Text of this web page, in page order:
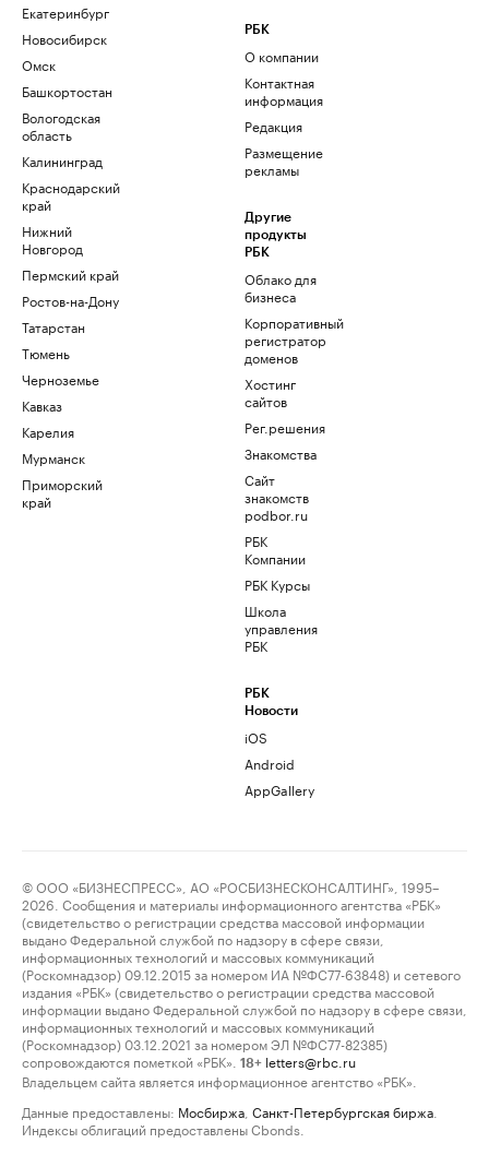
Екатеринбург
Новосибирск
Омск
Башкортостан
Вологодская
область
Калининград
Краснодарский
край
Нижний
Новгород
Пермский край
Ростов-на-Дону
Татарстан
Тюмень
Черноземье
Кавказ
Карелия
Мурманск
Приморский
край
РБК
О компании
Контактная
информация
Редакция
Размещение
рекламы
Другие
продукты
РБК
Облако для
бизнеса
Корпоративный
регистратор
доменов
Хостинг
сайтов
Рег.решения
Знакомства
Сайт
знакомств
podbor.ru
РБК
Компании
РБК Курсы
Школа
управления
РБК
РБК
Новости
iOS
Android
AppGallery
© ООО «БИЗНЕСПРЕСС», АО «РОСБИЗНЕСКОНСАЛТИНГ», 1995–
2026. Сообщения и материалы информационного агентства «РБК»
(свидетельство о регистрации средства массовой информации
выдано Федеральной службой по надзору в сфере связи,
информационных технологий и массовых коммуникаций
(Роскомнадзор) 09.12.2015 за номером ИА №ФС77-63848) и сетевого
издания «РБК» (свидетельство о регистрации средства массовой
информации выдано Федеральной службой по надзору в сфере связи,
информационных технологий и массовых коммуникаций
(Роскомнадзор) 03.12.2021 за номером ЭЛ №ФС77-82385)
сопровождаются пометкой «РБК».
18+ letters@rbc.ru
Владельцем сайта является информационное агентство «РБК».
Данные предоставлены: Мосбиржа Санкт-Петербургская биржа
Индексы облигаций предоставлены Cbonds.